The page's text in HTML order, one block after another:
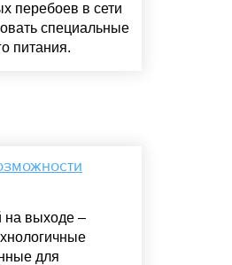
перебоев в сети
специальные
питания.
на выходе –
для